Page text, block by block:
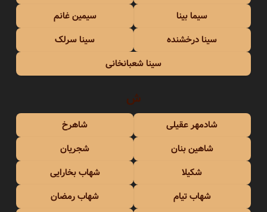
سیما بینا
سیمین غانم
سینا درخشنده
سینا سرلک
سینا شعبانخانی
ش
شادمهر عقیلی
شاهرخ
شاهین بنان
شجریان
شکیلا
شهاب بخارایی
شهاب تیام
شهاب رمضان